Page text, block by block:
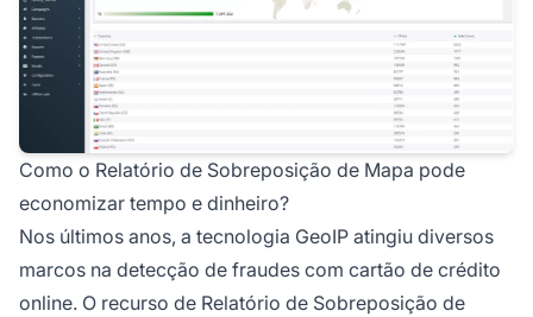
Como o Relatório de Sobreposição de Mapa pode
economizar tempo e dinheiro?
Nos últimos anos, a tecnologia GeoIP atingiu diversos
marcos na detecção de fraudes com cartão de crédito
online. O recurso de Relatório de Sobreposição de